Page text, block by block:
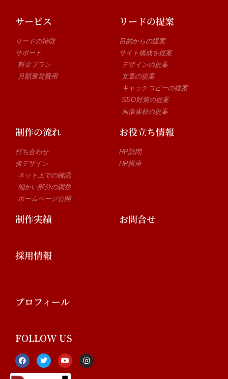
サービス
リードの特徴
サポート
料金プラン
月額運営費用
リードの提案
目的からの提案
サイト構成を提案
デザインの提案
文章の提案
キャッチコピーの提案
SEO対策の提案
画像素材の提案
制作の流れ
打ち合わせ
仮デザイン
ネット上での確認
細かい部分の調整
ホームページ公開
お役立ち情報
HP訪問
HP講座
制作実績 お問合せ
採用情報
プロフィール
FOLLOW US
F
a
c
T
w
i
Y
o
u
I
n
s